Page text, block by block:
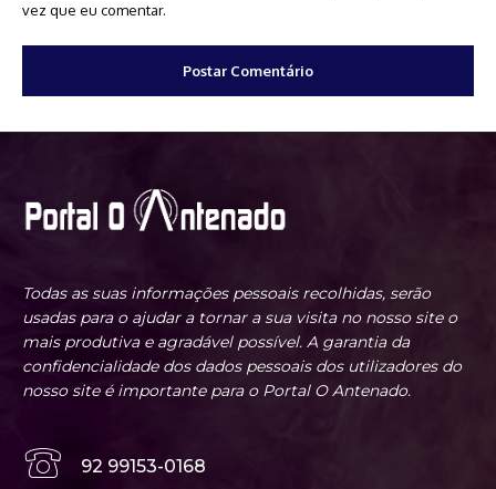
vez que eu comentar.
Todas as suas informações pessoais recolhidas, serão
usadas para o ajudar a tornar a sua visita no nosso site o
mais produtiva e agradável possível. A garantia da
confidencialidade dos dados pessoais dos utilizadores do
nosso site é importante para o Portal O Antenado.
92 99153-0168